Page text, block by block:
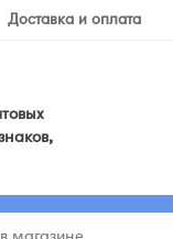
Доставка и оплата